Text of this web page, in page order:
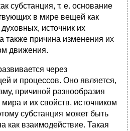
субстанция, т. е. основание
в мире вещей как
источник их
также причина изменения их
движения.
через
и процессов. Оно является,
причиной разнообразия
и их свойств, источником
субстанция может быть
как взаимодействие. Такая